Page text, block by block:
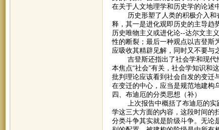
在关于人文地理学和历史学的论述
历史形塑了人类的积极介入和奋
释，其一是进化观即历史的主导趋
历史唯物主义或进化论--达尔文主
性的断裂；最后一种观点以吉登斯
应吸收其精辟见解，同时又不要与
吉登斯还指出了社会学和现代性
本焦点“社会”有关，社会学知识和
批判理论应该看到社会自发的变迁
在变迁的中心，应当是规范地建构
四、布迪厄的分类思想（补）
上次报告中概括了布迪厄的实践
学这三大方面的内容，这段时间的
分类斗争其实就是阶级斗争。无论